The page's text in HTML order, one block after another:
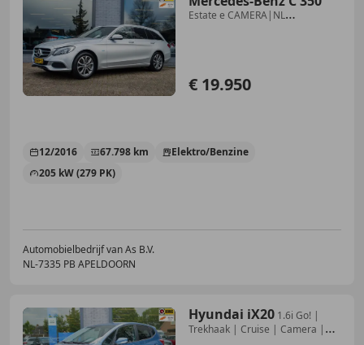
Estate e CAMERA|NL
€ 19.950
12/2016 67.798 km
Elektro/Benzine
205 kW (279 PK)
Automobielbedrijf van As B.V.
NL-7335 PB APELDOORN
Hyundai iX20 1.6i Go! |
Trekhaak | Cruise | Camera |